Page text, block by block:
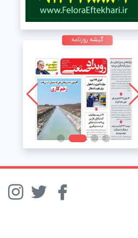
گیشه روزنامه